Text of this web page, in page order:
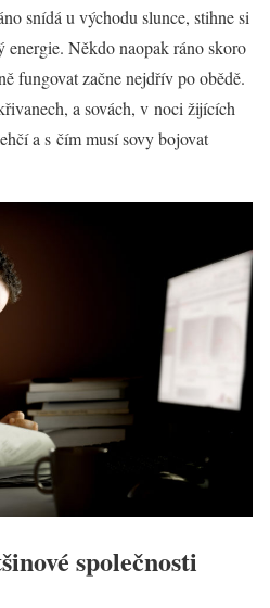
snídá u východu slunce, stihne si
energie. Někdo naopak ráno skoro
fungovat začne nejdřív po obědě.
a sovách, v noci žijících
a s čím musí sovy bojovat
společnosti